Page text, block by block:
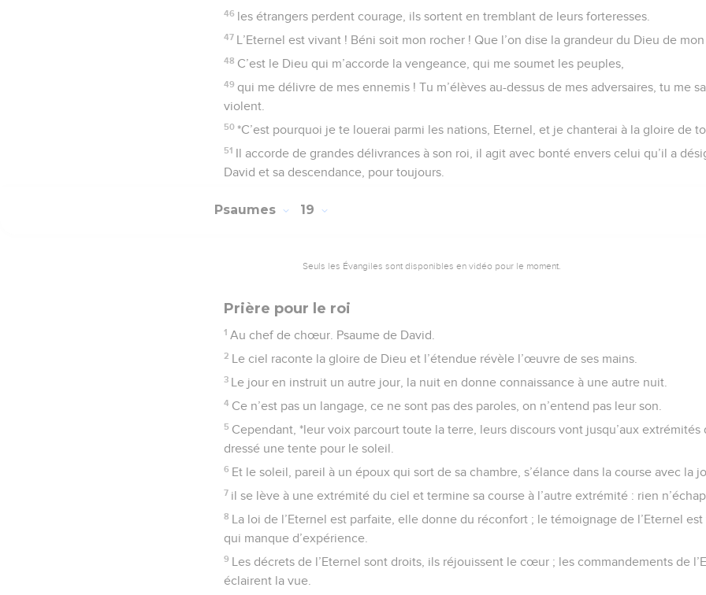
46 les étrangers perdent courage, ils sortent en tremblant de leurs forteresses.
47 L’Eternel est vivant ! Béni soit mon rocher ! Que l’on dise la grandeur du Dieu de
48 C’est le Dieu qui m’accorde la vengeance, qui me soumet les peuples,
49 qui me délivre de mes ennemis ! Tu m’élèves au-dessus de mes adversaires, tu me
violent.
50 *C’est pourquoi je te louerai parmi les nations, Eternel, et je chanterai à la gloire de
51 Il accorde de grandes délivrances à son roi, il agit avec bonté envers celui qu’il a
David et sa descendance, pour toujours.
Psaumes 19
Seuls les Évangiles sont disponibles en vidéo pour le moment.
Prière pour le roi
1 Au chef de chœur. Psaume de David.
2 Le ciel raconte la gloire de Dieu et l’étendue révèle l’œuvre de ses mains.
3 Le jour en instruit un autre jour, la nuit en donne connaissance à une autre nuit.
4 Ce n’est pas un langage, ce ne sont pas des paroles, on n’entend pas leur son.
5 Cependant, *leur voix parcourt toute la terre, leurs discours vont jusqu’aux extrémités
dressé une tente pour le soleil.
6 Et le soleil, pareil à un époux qui sort de sa chambre, s’élance dans la course avec la
7 il se lève à une extrémité du ciel et termine sa course à l’autre extrémité : rien
8 La loi de l’Eternel est parfaite, elle donne du réconfort ; le témoignage de l’Eternel
qui manque d’expérience.
9 Les décrets de l’Eternel sont droits, ils réjouissent le cœur ; les commandements de
éclairent la vue.